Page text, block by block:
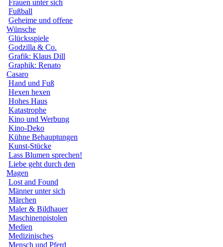
Frauen unter sich
Fußball
Geheime und offene
Wünsche
Glücksspiele
Godzilla & Co.
Grafik: Klaus Dill
Graphik: Renato
Casaro
Hand und Fuß
Hexen hexen
Hohes Haus
Katastrophe
Kino und Werbung
Kino-Deko
Kühne Behauptungen
Kunst-Stücke
Lass Blumen sprechen!
Liebe geht durch den
Magen
Lost and Found
Männer unter sich
Märchen
Maler & Bildhauer
Maschinenpistolen
Medien
Medizinisches
Mensch und Pferd